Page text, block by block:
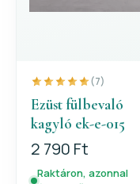
(7)
Ezüst fülbevaló
kagyló ek-e-015
2 790 Ft
Raktáron, azonnal